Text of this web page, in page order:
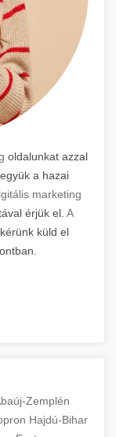
oldalunkat azzal
a hazai
marketing
érjük el. A
küld el
Zemplén
Hajdú-Bihar